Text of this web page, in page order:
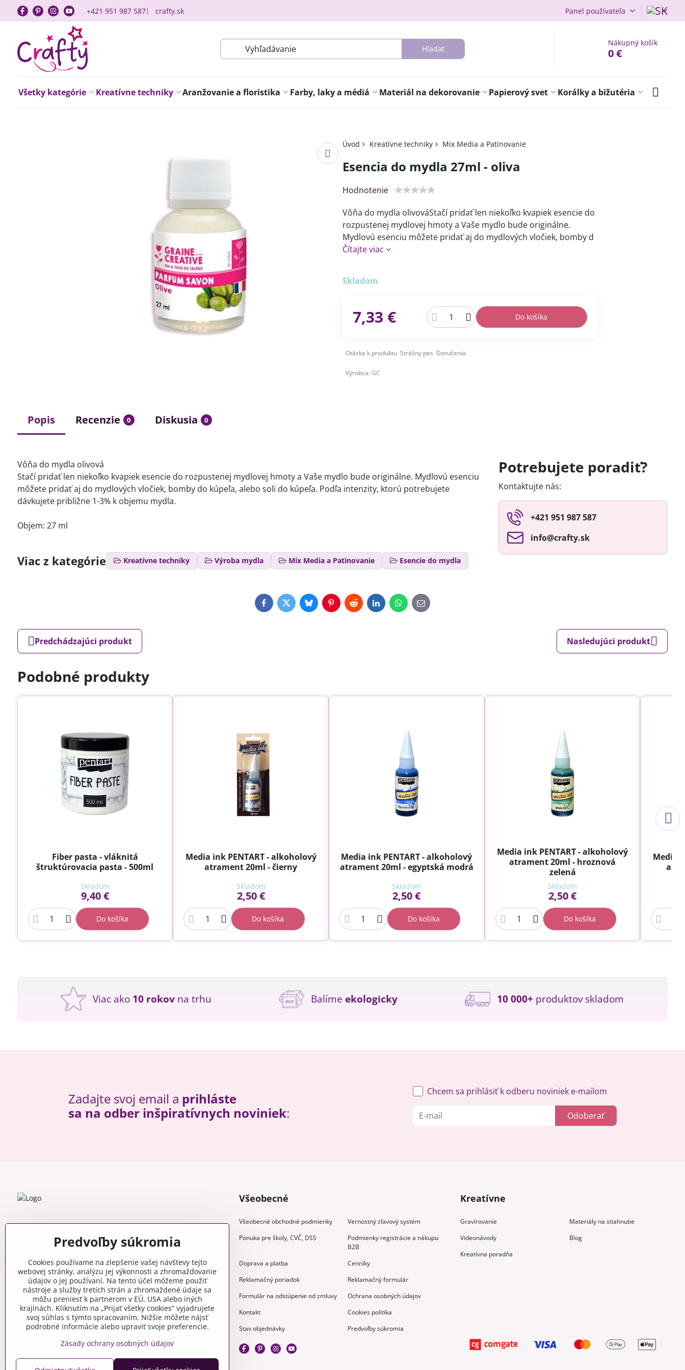
+421 951 987 587 crafty.sk Panel používateľa
Hľadať
Nákupný košík
0 €
Všetky kategórie Kreatívne techniky Aranžovanie a floristika Farby, laky a médiá Materiál na dekorovanie Papierový svet Korálky a bižutéria
Úvod Kreatívne techniky Mix Media a Patinovanie
Esencia do mydla 27ml - oliva
Hodnotenie
Vôňa do mydla olivováStačí pridať len niekoľko kvapiek esencie do
rozpustenej mydlovej hmoty a Vaše mydlo bude originálne.
Mydlovú esenciu môžete pridať aj do mydlových vločiek, bomby d
Čítajte viac
Skladom
7,33 € Do košíka
Otázka k produktu Strážny pes Doručenia
Výrobca: GC
Popis Recenzie 0 Diskusia 0
Vôňa do mydla olivová
Stačí pridať len niekoľko kvapiek esencie do rozpustenej mydlovej hmoty a Vaše mydlo bude originálne. Mydlovú esenciu
môžete pridať aj do mydlových vločiek, bomby do kúpeľa, alebo soli do kúpeľa. Podľa intenzity, ktorú potrebujete
dávkujete približne 1-3% k objemu mydla.
Objem: 27 ml
Viac z kategórie Kreatívne techniky Výroba mydla Mix Media a Patinovanie Esencie do mydla
Potrebujete poradiť?
Kontaktujte nás:
+421 951 987 587
info​@crafty​.sk
FacebookTwitterBlueskyPinterestRedditLinkedInWhatsApp
E-
mail
Predchádzajúci produkt Nasledujúci produkt
Podobné produkty
Fiber pasta - vláknitá
štruktúrovacia pasta - 500ml
Skladom
9,40 €
Do košíka
Media ink PENTART - alkoholový
atrament 20ml - čierny
Skladom
2,50 €
Do košíka
Media ink PENTART - alkoholový
atrament 20ml - egyptská modrá
Skladom
2,50 €
Do košíka
Media ink PENTART - alkoholový
atrament 20ml - hroznová
zelená
Skladom
2,50 €
Do košíka
Media
Viac ako 10 rokov na trhu Balíme ekologicky 10 000+ produktov skladom
Zadajte svoj email a prihláste
sa na odber inšpiratívnych noviniek: Odoberať
Chcem sa prihlásiť k odberu noviniek e-mailom
Všeobecné
Všeobecné obchodné podmienky
Vernostný zľavový systém
Ponuka pre školy, CVČ, DSS
Podmienky registrácie a nákupu
B2B
Doprava a platba
Cenníky
Reklamačný poriadok
Reklamačný formulár
Formulár na odstúpenie od zmluvy
Ochrana osobných údajov
Kontakt
Cookies politika
Stav objednávky
Predvoľby súkromia
Kreatívne
Gravírovanie
Materiály na stiahnutie
Videonávody
Blog
Kreatívna poradňa
Predvoľby súkromia
Cookies používame na zlepšenie vašej návštevy tejto
webovej stránky, analýzu jej výkonnosti a zhromažďovanie
údajov o jej používaní. Na tento účel môžeme použiť
nástroje a služby tretích strán a zhromaždené údaje sa
môžu preniesť k partnerom v EÚ, USA alebo iných
krajinách. Kliknutím na „Prijať všetky cookies“ vyjadrujete
svoj súhlas s týmto spracovaním. Nižšie môžete nájsť
podrobné informácie alebo upraviť svoje preferencie.
Zásady ochrany osobných údajov